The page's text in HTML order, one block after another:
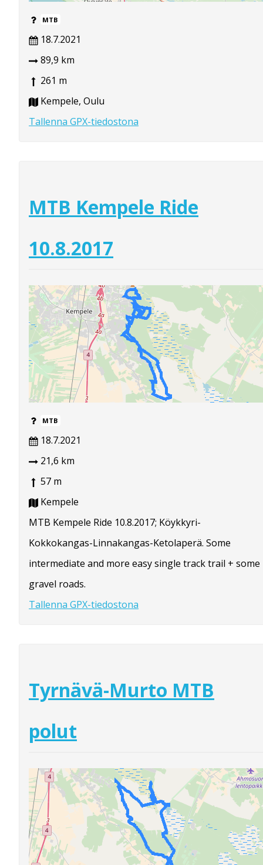
MTB
18.7.2021
89,9 km
261 m
Kempele, Oulu
Tallenna GPX-tiedostona
MTB Kempele Ride
10.8.2017
MTB
18.7.2021
21,6 km
57 m
Kempele
MTB Kempele Ride 10.8.2017; Köykkyri-
Kokkokangas-Linnakangas-Ketolaperä. Some
intermediate and more easy single track trail + some
gravel roads.
Tallenna GPX-tiedostona
Tyrnävä-Murto MTB
polut